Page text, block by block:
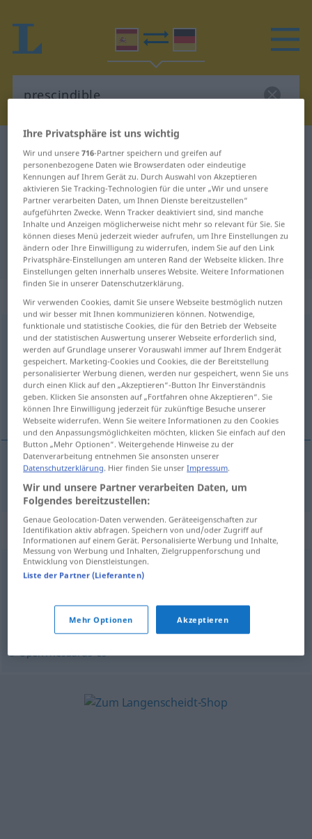
Spanisch-Deutsch Wörterbuch prescindible
Spanisch-Deutsch Übersetzung für
"prescindible"
"prescindible" Deutsch
Übersetzung
„prescindible“: adjetivo
prescindible [presθinˈdiβle]adj
Übersicht aller Übersetzungen
(Für mehr Details die Übersetzung anklicken/antippen)
entbehrlich
entbehrlich
Synonyme für "prescindible"
accesorio,circunstancial,complemento
auxiliar
© OpenThesaurus-es
Ihre Privatsphäre ist uns wichtig
Wir und unsere716-Partner speichern und greifen auf
personenbezogene Daten wie Browserdaten oder eindeutige
Kennungen auf Ihrem Gerät zu. Durch Auswahl von Akzeptieren
aktivieren Sie Tracking-Technologien für die unter „Wir und unsere
Partner verarbeiten Daten, um Ihnen Dienste bereitzustellen“
aufgeführten Zwecke. Wenn Tracker deaktiviert sind, sind manche
Inhalte und Anzeigen möglicherweise nicht mehr so relevant für Sie. Sie
können dieses Menü jederzeit wieder aufrufen, um Ihre Einstellungen zu
ändern oder Ihre Einwilligung zu widerrufen, indem Sie auf den Link
Privatsphäre-Einstellungen am unteren Rand der Webseite klicken. Ihre
Einstellungen gelten innerhalb unseres Website. Weitere Informationen
finden Sie in unserer Datenschutzerklärung.
Wir verwenden Cookies, damit Sie unsere Webseite bestmöglich nutzen
und wir besser mit Ihnen kommunizieren können. Notwendige,
funktionale und statistische Cookies, die für den Betrieb der Webseite
und der statistischen Auswertung unserer Webseite erforderlich sind,
werden auf Grundlage unserer Vorauswahl immer auf Ihrem Endgerät
gespeichert. Marketing-Cookies und Cookies, die der Bereitstellung
personalisierter Werbung dienen, werden nur gespeichert, wenn Sie uns
durch einen Klick auf den „Akzeptieren“-Button Ihr Einverständnis
geben. Klicken Sie ansonsten auf „Fortfahren ohne Akzeptieren“. Sie
können Ihre Einwilligung jederzeit für zukünftige Besuche unserer
Webseite widerrufen. Wenn Sie weitere Informationen zu den Cookies
und den Anpassungsmöglichkeiten möchten, klicken Sie einfach auf den
Button „Mehr Optionen“. Weitergehende Hinweise zu der
Datenverarbeitung entnehmen Sie ansonsten unserer
Datenschutzerklärung. Hier finden Sie unserImpressum.
Wir und unsere Partner verarbeiten Daten, um
Folgendes bereitzustellen:
Genaue Geolocation-Daten verwenden. Geräteeigenschaften zur
Identifikation aktiv abfragen. Speichern von und/oder Zugriff auf
Informationen auf einem Gerät. Personalisierte Werbung und Inhalte,
Messung von Werbung und Inhalten, Zielgruppenforschung und
Entwicklung von Dienstleistungen.
Liste der Partner (Lieferanten)
Mehr Optionen Akzeptieren